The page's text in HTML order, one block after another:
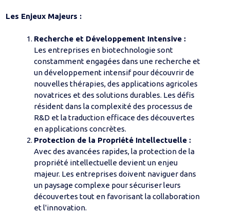
Les Enjeux Majeurs :
Recherche et Développement Intensive :
Les entreprises en biotechnologie sont
constamment engagées dans une recherche et
un développement intensif pour découvrir de
nouvelles thérapies, des applications agricoles
novatrices et des solutions durables. Les défis
résident dans la complexité des processus de
R&D et la traduction efficace des découvertes
en applications concrètes.
Protection de la Propriété Intellectuelle :
Avec des avancées rapides, la protection de la
propriété intellectuelle devient un enjeu
majeur. Les entreprises doivent naviguer dans
un paysage complexe pour sécuriser leurs
découvertes tout en favorisant la collaboration
et l'innovation.